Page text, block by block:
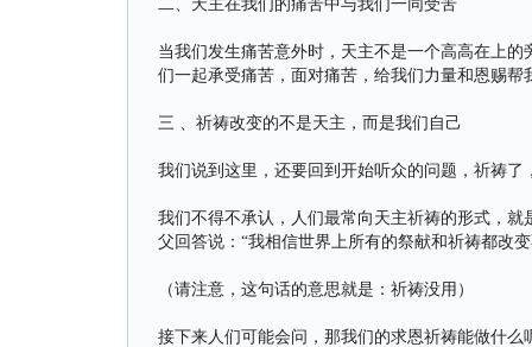
二、天主在我们的痛苦中与我们一同受苦
当我们发生痛苦意外时，天主不是一个高高在上
们一起承受痛苦，面对痛苦，给我们力量和恩赐帮
三 、祈祷改变的不是天主，而是我们自己
我们说到这里，还要回到开始听众的问题，祈祷
我们不得不承认，人们最常向天主祈祷的形式，
父回答说：“我相信世界上所有的祭献和祈祷都改
（请注意，这句话的意思就是：祈祷没用）
接下来人们可能会问，那我们的求恩祈祷能做什